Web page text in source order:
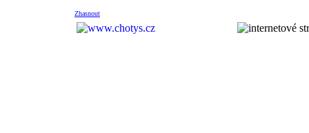
Zhasnout